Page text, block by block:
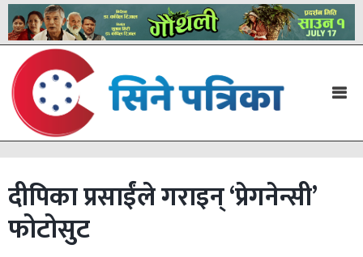
दीपिका प्रसाईंले गराइन् ‘प्रेगनेन्सी’
फोटोसुट